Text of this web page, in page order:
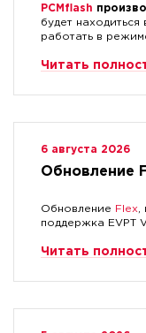
PCMflash
будет
работать в
Читать
6 августа 2026
Обновление
Обновление Flex
поддержка EVPT
Читать